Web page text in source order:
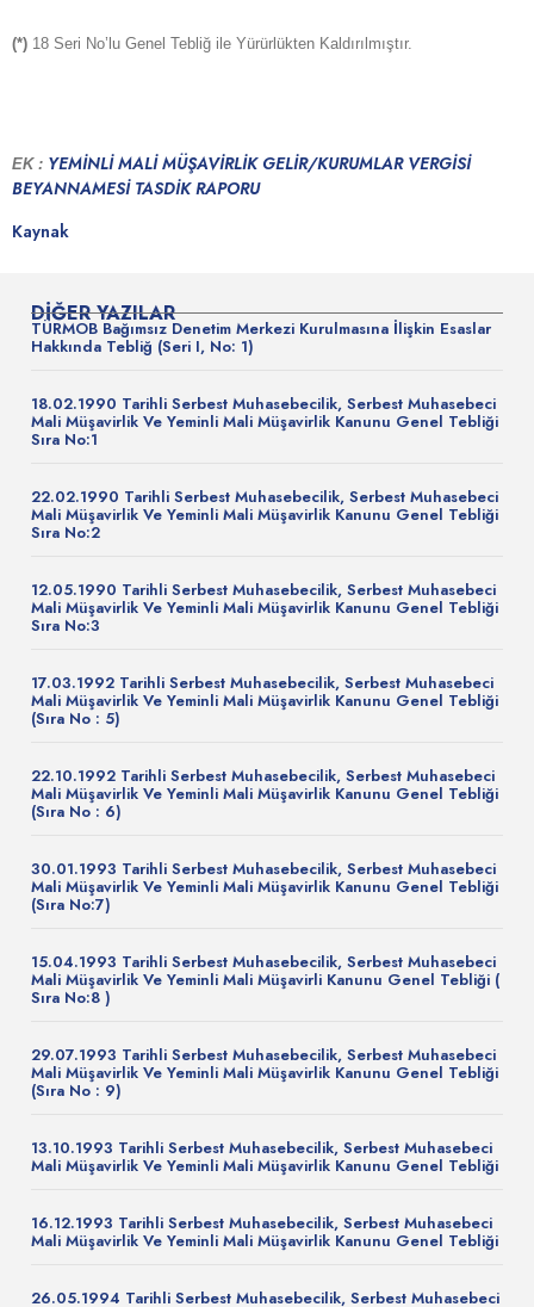
DIĞER YAZILAR
TÜRMOB Bağımsız Denetim Merkezi Kurulmasına İlişkin Esaslar
Hakkında Tebliğ (Seri I, No: 1)
18.02.1990 Tarihli Serbest Muhasebecilik, Serbest Muhasebeci
Mali Müşavirlik Ve Yeminli Mali Müşavirlik Kanunu Genel Tebliği
Sıra No:1
22.02.1990 Tarihli Serbest Muhasebecilik, Serbest Muhasebeci
Mali Müşavirlik Ve Yeminli Mali Müşavirlik Kanunu Genel Tebliği
Sıra No:2
12.05.1990 Tarihli Serbest Muhasebecilik, Serbest Muhasebeci
Mali Müşavirlik Ve Yeminli Mali Müşavirlik Kanunu Genel Tebliği
Sıra No:3
17.03.1992 Tarihli Serbest Muhasebecilik, Serbest Muhasebeci
Mali Müşavirlik Ve Yeminli Mali Müşavirlik Kanunu Genel Tebliği
(Sıra No : 5)
22.10.1992 Tarihli Serbest Muhasebecilik, Serbest Muhasebeci
Mali Müşavirlik Ve Yeminli Mali Müşavirlik Kanunu Genel Tebliği
(Sıra No : 6)
30.01.1993 Tarihli Serbest Muhasebecilik, Serbest Muhasebeci
Mali Müşavirlik Ve Yeminli Mali Müşavirlik Kanunu Genel Tebliği
(Sıra No:7)
15.04.1993 Tarihli Serbest Muhasebecilik, Serbest Muhasebeci
Mali Müşavirlik Ve Yeminli Mali Müşavirli Kanunu Genel Tebliği (
Sıra No:8 )
29.07.1993 Tarihli Serbest Muhasebecilik, Serbest Muhasebeci
Mali Müşavirlik Ve Yeminli Mali Müşavirlik Kanunu Genel Tebliği
(Sıra No : 9)
13.10.1993 Tarihli Serbest Muhasebecilik, Serbest Muhasebeci
Mali Müşavirlik Ve Yeminli Mali Müşavirlik Kanunu Genel Tebliği
16.12.1993 Tarihli Serbest Muhasebecilik, Serbest Muhasebeci
Mali Müşavirlik Ve Yeminli Mali Müşavirlik Kanunu Genel Tebliği
26.05.1994 Tarihli Serbest Muhasebecilik, Serbest Muhasebeci
(*) 18 Seri No’lu Genel Tebliğ ile Yürürlükten Kaldırılmıştır.
EK : YEMİNLİ MALİ MÜŞAVİRLİK GELİR/KURUMLAR VERGİSİ
BEYANNAMESİ TASDİK RAPORU
Kaynak